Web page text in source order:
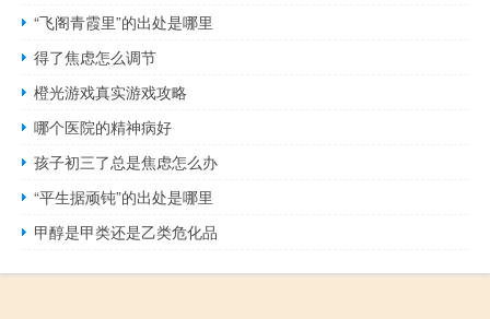
“飞阁青霞里”的出处是哪里
得了焦虑怎么调节
橙光游戏真实游戏攻略
哪个医院的精神病好
孩子初三了总是焦虑怎么办
“平生据顽钝”的出处是哪里
甲醇是甲类还是乙类危化品